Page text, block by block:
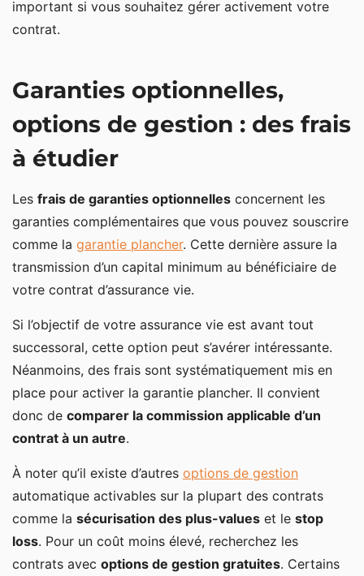
important si vous souhaitez gérer activement votre
contrat.
Garanties optionnelles,
options de gestion : des frais
à étudier
Les frais de garanties optionnelles concernent les
garanties complémentaires que vous pouvez souscrire
comme la garantie plancher. Cette dernière assure la
transmission d’un capital minimum au bénéficiaire de
votre contrat d’assurance vie.
Si l’objectif de votre assurance vie est avant tout
successoral, cette option peut s’avérer intéressante.
Néanmoins, des frais sont systématiquement mis en
place pour activer la garantie plancher. Il convient
donc de comparer la commission applicable d’un
contrat à un autre.
À noter qu’il existe d’autres options de gestion
automatique activables sur la plupart des contrats
comme la sécurisation des plus-values et le stop
loss. Pour un coût moins élevé, recherchez les
contrats avec options de gestion gratuites. Certains